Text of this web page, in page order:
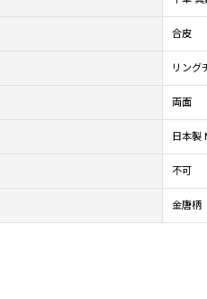
合皮
リング
両面
日本製
不可
金唐柄